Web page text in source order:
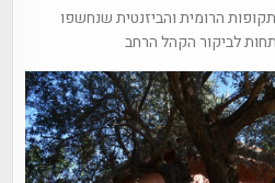
הרומית והביזנטית שנחשפו
לביקור הקהל הרחב